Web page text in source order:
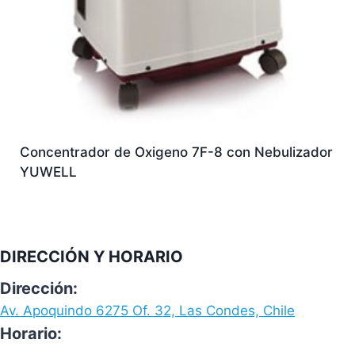
Concentrador de Oxigeno 7F-8 con Nebulizador
YUWELL
DIRECCIÓN Y HORARIO
Dirección:
Av. Apoquindo 6275 Of. 32, Las Condes, Chile
Horario: